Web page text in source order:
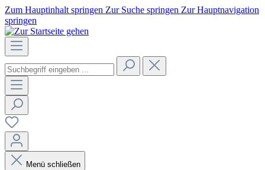
Zum Hauptinhalt springen Zur Suche springen Zur Hauptnavigation
springen
Menü schließen